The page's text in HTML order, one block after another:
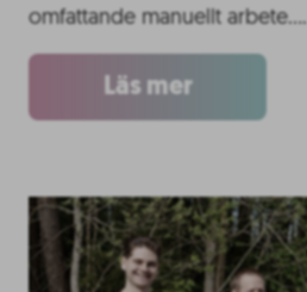
omfattande manuellt arbete….
Läs mer